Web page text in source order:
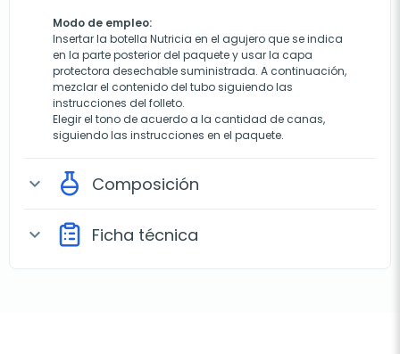
Modo de empleo:
Insertar la botella Nutricia en el agujero que se indica
en la parte posterior del paquete y usar la capa
protectora desechable suministrada. A continuación,
mezclar el contenido del tubo siguiendo las
instrucciones del folleto.
Elegir el tono de acuerdo a la cantidad de canas,
siguiendo las instrucciones en el paquete.
expand_more Composición
expand_more Ficha técnica